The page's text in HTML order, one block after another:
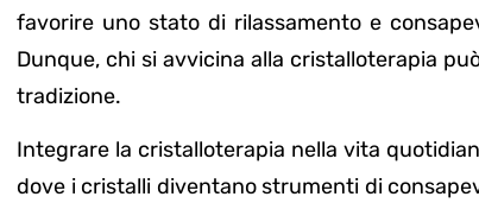
favorire uno stato di rilassamento e
Dunque, chi si avvicina alla cristalloterapia
tradizione.
Integrare la cristalloterapia nella vita
dove i cristalli diventano strumenti di